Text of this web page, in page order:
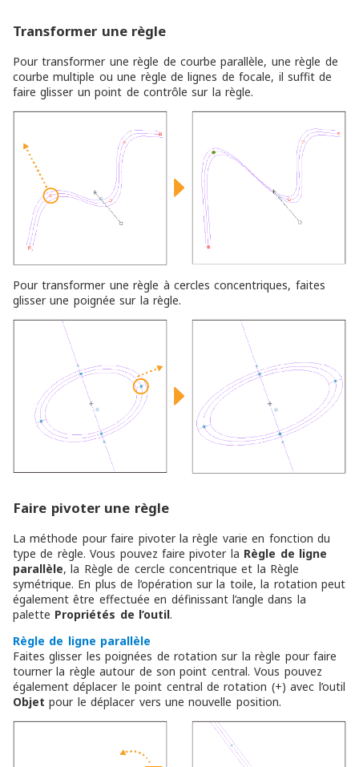
Transformer une règle
Pour transformer une règle de courbe parallèle, une règle de
courbe multiple ou une règle de lignes de focale, il suffit de
faire glisser un point de contrôle sur la règle.
Pour transformer une règle à cercles concentriques, faites
glisser une poignée sur la règle.
Faire pivoter une règle
La méthode pour faire pivoter la règle varie en fonction du
type de règle. Vous pouvez faire pivoter la Règle de ligne
parallèle, la Règle de cercle concentrique et la Règle
symétrique. En plus de l’opération sur la toile, la rotation peut
également être effectuée en définissant l’angle dans la
palette Propriétés de l’outil.
Règle de ligne parallèle
Faites glisser les poignées de rotation sur la règle pour faire
tourner la règle autour de son point central. Vous pouvez
également déplacer le point central de rotation (+) avec l’outil
Objet pour le déplacer vers une nouvelle position.